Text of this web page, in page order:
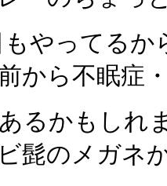
やってるか
から不眠症
るかもしれ
髭のメガネ